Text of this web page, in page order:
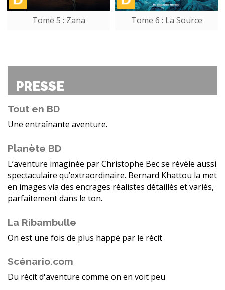
Tome 5 : Zana Tome 6 : La Source
PRESSE
Tout en BD
Une entraînante aventure.
Planète BD
L’aventure imaginée par Christophe Bec se révèle aussi
spectaculaire qu’extraordinaire. Bernard Khattou la met
en images via des encrages réalistes détaillés et variés,
parfaitement dans le ton.
La Ribambulle
On est une fois de plus happé par le récit
Scénario.com
Du récit d'aventure comme on en voit peu